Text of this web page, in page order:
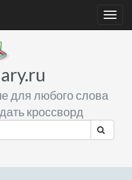
для любого слова
кроссворд